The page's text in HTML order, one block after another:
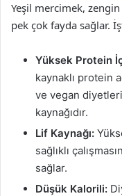
Yeşil mercimek, zengin
pek çok fayda sağlar.
Yüksek Protein
kaynaklı protein
ve vegan
kaynağıdır.
Lif Kaynağı:
sağlıklı
sağlar.
Düşük Kalorili: